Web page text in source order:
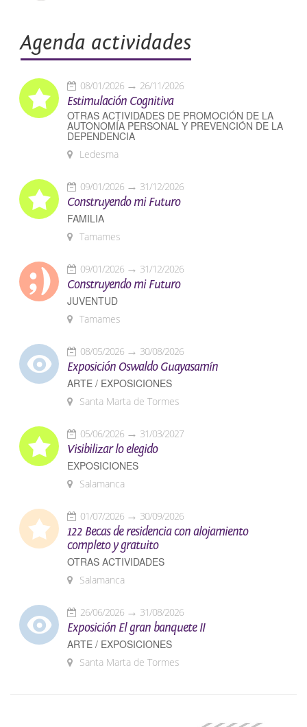
Agenda actividades
08/01/2026 26/11/2026
Estimulación Cognitiva
OTRAS ACTIVIDADES DE PROMOCIÓN DE LA
AUTONOMÍA PERSONAL Y PREVENCIÓN DE LA
DEPENDENCIA
Ledesma
09/01/2026 31/12/2026
Construyendo mi Futuro
FAMILIA
Tamames
09/01/2026 31/12/2026
Construyendo mi Futuro
JUVENTUD
Tamames
08/05/2026 30/08/2026
Exposición Oswaldo Guayasamín
ARTE / EXPOSICIONES
Santa Marta de Tormes
05/06/2026 31/03/2027
Visibilizar lo elegido
EXPOSICIONES
Salamanca
01/07/2026 30/09/2026
122 Becas de residencia con alojamiento
completo y gratuito
OTRAS ACTIVIDADES
Salamanca
26/06/2026 31/08/2026
Exposición El gran banquete II
ARTE / EXPOSICIONES
Santa Marta de Tormes